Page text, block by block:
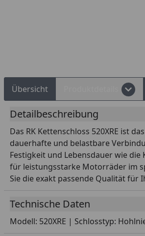
Übersicht
Detailbeschreibung
Das RK Kettenschloss 520XRE ist
dauerhafte und belastbare
Festigkeit und Lebensdauer wie
für leistungsstarke Motorräder im
Sie die exakt passende Qualität für
Technische Daten
Modell: 520XRE | Schlosstyp: